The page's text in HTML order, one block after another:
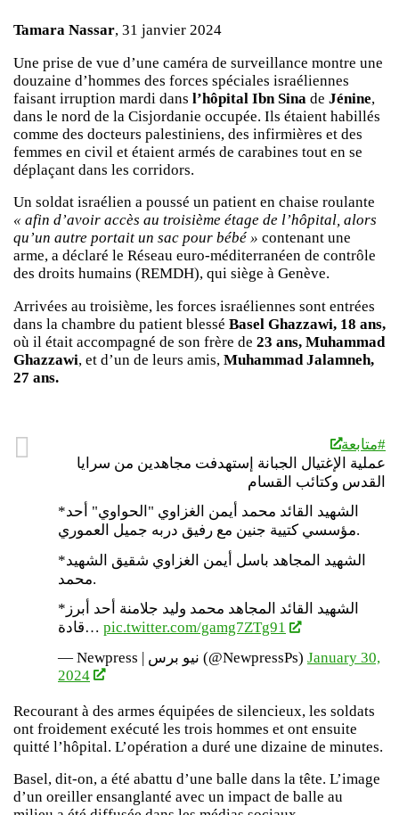
Tamara Nassar, 31 janvier 2024
Une prise de vue d’une caméra de surveillance montre une
douzaine d’hommes des forces spéciales israéliennes
faisant irruption mardi dans l’hôpital Ibn Sina de Jénine,
dans le nord de la Cisjordanie occupée. Ils étaient habillés
comme des docteurs palestiniens, des infirmières et des
femmes en civil et étaient armés de carabines tout en se
déplaçant dans les corridors.
Un soldat israélien a poussé un patient en chaise roulante
« afin d’avoir accès au troisième étage de l’hôpital, alors
qu’un autre portait un sac pour bébé » contenant une
arme, a déclaré le Réseau euro-méditerranéen de contrôle
des droits humains (REMDH), qui siège à Genève.
Arrivées au troisième, les forces israéliennes sont entrées
dans la chambre du patient blessé Basel Ghazzawi, 18 ans,
où il était accompagné de son frère de 23 ans, Muhammad
Ghazzawi, et d’un de leurs amis, Muhammad Jalamneh,
27 ans.
#متابعة
عملية الإغتيال الجبانة إستهدفت مجاهدين من سرايا
القدس وكتائب القسام
*الشهيد القائد محمد أيمن الغزاوي "الحواوي" أحد
مؤسسي كتيية جنين مع رفيق دربه جميل العموري.
*الشهيد المجاهد باسل أيمن الغزاوي شقيق الشهيد
محمد.
*الشهيد القائد المجاهد محمد وليد جلامنة أحد أبرز
قادة… pic.twitter.com/gamg7ZTg91
— Newpress | نيو برس (@NewpressPs) January 30,
2024
Recourant à des armes équipées de silencieux, les soldats
ont froidement exécuté les trois hommes et ont ensuite
quitté l’hôpital. L’opération a duré une dizaine de minutes.
Basel, dit-on, a été abattu d’une balle dans la tête. L’image
d’un oreiller ensanglanté avec un impact de balle au